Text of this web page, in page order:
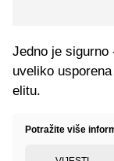
Jedno je sigurno
uveliko
elitu.
Potražite više